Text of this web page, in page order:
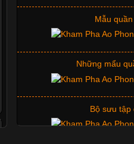
Mẫu
Những mẩu
Bộ sưu tập